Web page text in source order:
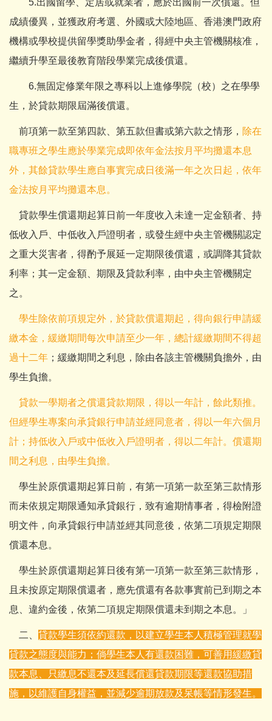
5.出國留學、定居或就業者，應於出國前一次償還。但
成績優異，並獲政府考選、外國或大陸地區、香港澳門政府
機構或學校提供留學獎助學金者，得經中央主管機關核准，
繼續升學至最後教育階段學業完成後償還。
6.無固定修業年限之專科以上進修學院（校）之在學學
生，於貸款期限屆滿後償還。
前項第一款至第四款、第五款但書或第六款之情形， 除在
職專班之學生應於學業完成即依年金法按月平均攤還本息
外，其餘貸款學生應自事實完成日後滿一年之次日起，依年
金法按月平均攤還本息。
貸款學生償還期起算日前一年度收入未達一定金額者、持
低收入戶、中低收入戶證明者，或發生經中央主管機關認定
之重大災害者，得酌予展延一定期限後償還，或調降其貸款
利率；其一定金額、期限及貸款利率，由中央主管機關定
之。
學生除依前項規定外，於貸款償還期起，得向銀行申請緩
繳本金，緩繳期間每次申請至少一年，總計緩繳期間不得超
過十二年 ；緩繳期間之利息，除由各該主管機關負擔外，由
學生負擔。
貸款一學期者之償還貸款期限，得以一年計，餘此類推。
但經學生專案向承貸銀行申請並經同意者，得以一年六個月
計；持低收入戶或中低收入戶證明者，得以二年計。償還期
間之利息，由學生負擔。
學生於原償還期起算日前，有第一項第一款至第三款情形
而未依規定期限通知承貸銀行，致有逾期情事者，得檢附證
明文件，向承貸銀行申請並經其同意後，依第二項規定期限
償還本息。
學生於原償還期起算日後有第一項第一款至第三款情形，
且未按原定期限償還者，應先償還有各款事實前已到期之本
息、違約金後，依第二項規定期限償還未到期之本息。」
二、 貸款學生須依約還款，以建立學生本人積極管理就學
貸款之態度與能力；倘學生本人有還款困難，可善用緩繳貸
款本息、只繳息不還本及延長償還貸款期限等還款協助措
施，以維護自身權益，並減少逾期放款及呆帳等情形發生。